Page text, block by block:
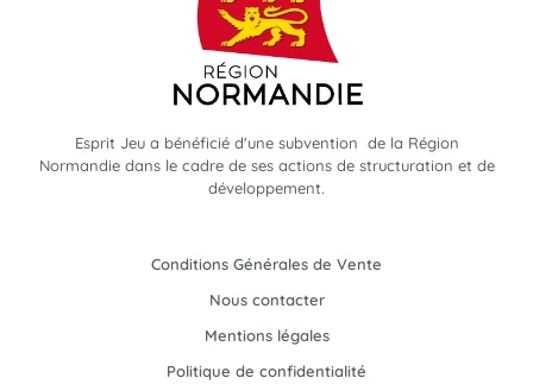
Esprit Jeu a bénéficié d'une subvention de la Région
Normandie dans le cadre de ses actions de structuration et de
développement.
Conditions Générales de Vente
Nous contacter
Mentions légales
Politique de confidentialité